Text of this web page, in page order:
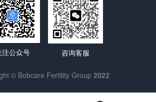
注公众号 咨询客服
© Bobcare Fertility Group 2022